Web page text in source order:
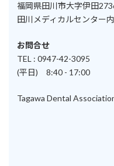
福岡県田川市大字伊田
田川メディカルセンター
お問合せ
TEL : 0947-42-3095
(平日) 8:40 - 17:00
Tagawa Dental